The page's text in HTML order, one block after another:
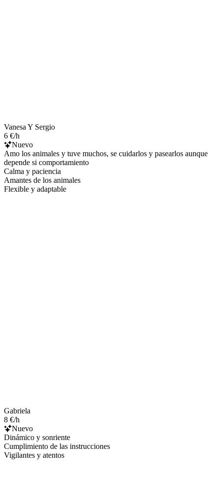
Vanesa Y Sergio
6 €/h
Nuevo
Amo los animales y tuve muchos, se cuidarlos y pasearlos aunque
depende si comportamiento
Calma y paciencia
Amantes de los animales
Flexible y adaptable
Gabriela
8 €/h
Nuevo
Dinámico y sonriente
Cumplimiento de las instrucciones
Vigilantes y atentos